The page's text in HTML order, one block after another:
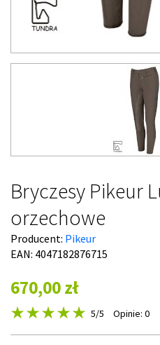
Bryczesy Pikeur
orzechowe
Producent: Pikeur
EAN: 4047182876715
670,00 zł
5/5 Opinie: 0